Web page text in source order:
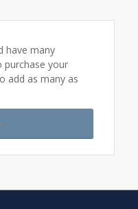
have many
purchase your
add as many as